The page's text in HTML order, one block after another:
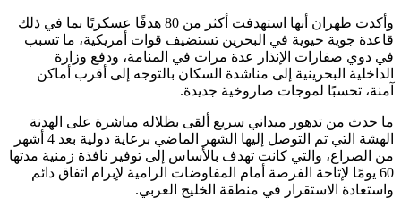
وأكدت طهران أنها استهدفت أكثر من 80 هدفًا عسكريًا بما في ذلك
قاعدة جوية حيوية في البحرين تستضيف قوات أمريكية، ما تسبب
في دوي صفارات الإنذار عدة مرات في المنامة، ودفع وزارة
الداخلية البحرينية إلى مناشدة السكان بالتوجه إلى أقرب أماكن
آمنة، تحسبًا لموجات صاروخية جديدة.
ما حدث من تدهور ميداني سريع ألقى بظلاله مباشرة على الهدنة
الهشة التي تم التوصل إليها الشهر الماضي برعاية دولية بعد 4 أشهر
من الصراع، والتي كانت تهدف بالأساس إلى توفير نافذة زمنية مدتها
60 يومًا لإتاحة الفرصة أمام المفاوضات الرامية لإبرام اتفاق دائم
واستعادة الاستقرار في منطقة الخليج العربي.